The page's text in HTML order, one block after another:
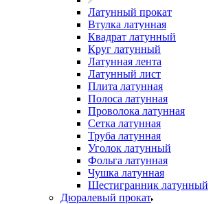
Латунный прокат
Втулка латунная
Квадрат латунный
Круг латунный
Латунная лента
Латунный лист
Плита латунная
Полоса латунная
Проволока латунная
Сетка латунная
Труба латунная
Уголок латунный
Фольга латунная
Чушка латунная
Шестигранник латунный
Дюралевый прокат